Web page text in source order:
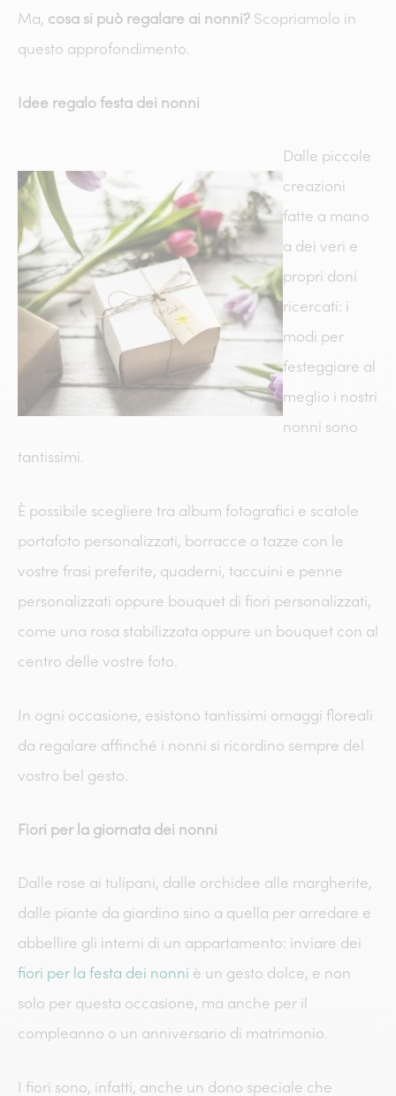
Ma, cosa si può regalare ai nonni? Scopriamolo in
questo approfondimento.
Idee regalo festa dei nonni
Dalle piccole
creazioni
fatte a mano
a dei veri e
propri doni
ricercati: i
modi per
festeggiare al
meglio i nostri
nonni sono
tantissimi.
È possibile scegliere tra album fotografici e scatole
portafoto personalizzati, borracce o tazze con le
vostre frasi preferite, quaderni, taccuini e penne
personalizzati oppure bouquet di fiori personalizzati,
come una rosa stabilizzata oppure un bouquet con al
centro delle vostre foto.
In ogni occasione, esistono tantissimi omaggi floreali
da regalare affinché i nonni si ricordino sempre del
vostro bel gesto.
Fiori per la giornata dei nonni
Dalle rose ai tulipani, dalle orchidee alle margherite,
dalle piante da giardino sino a quella per arredare e
abbellire gli interni di un appartamento: inviare dei
fiori per la festa dei nonni è un gesto dolce, e non
solo per questa occasione, ma anche per il
compleanno o un anniversario di matrimonio.
I fiori sono, infatti, anche un dono speciale che